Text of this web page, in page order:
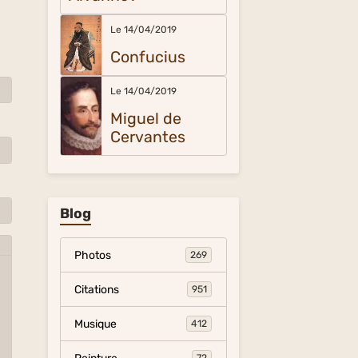
Le 14/04/2019
Confucius
Le 14/04/2019
Miguel de
Cervantes
Blog
Photos 269
Citations 951
Musique 412